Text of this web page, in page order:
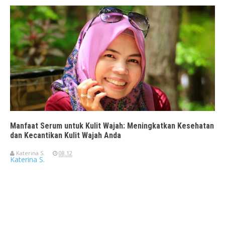
Manfaat Serum untuk Kulit Wajah: Meningkatkan Kesehatan
dan Kecantikan Kulit Wajah Anda
Katerina S. 08.12
Katerina S.